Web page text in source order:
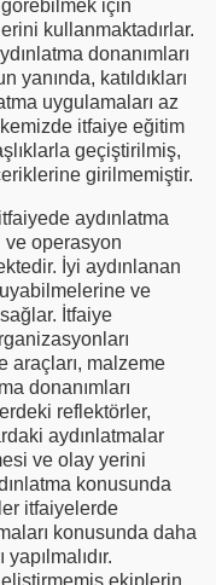
için
kullanmaktadırlar.
donanımları
yanında, katıldıkları
uygulamaları az
itfaiye eğitim
geçiştirilmiş,
girilmemiştir.
aydınlatma
ve operasyon
İyi aydınlanan
ve
İtfaiye
araçları, malzeme
donanımları
reflektörler,
aydınlatmalar
ve olay yerini
konusunda
itfaiyelerde
konusunda daha
ekiplerin,